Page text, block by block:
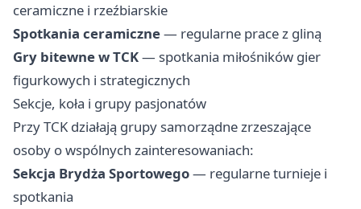
ceramiczne i rzeźbiarskie
Spotkania ceramiczne— regularne prace z gliną
Gry bitewne w TCK— spotkania miłośników gier
figurkowych i strategicznych
Sekcje, koła i grupy pasjonatów
Przy TCK działają grupy samorządne zrzeszające
osoby o wspólnych zainteresowaniach:
Sekcja Brydża Sportowego— regularne turnieje i
spotkania